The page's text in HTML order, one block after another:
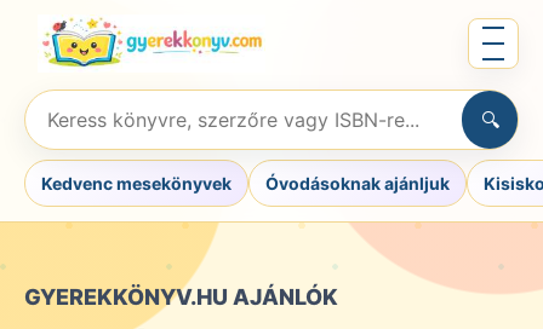
tartalomra
Keresés
könyvre,
szerzőre
vagy
ISBN-
🔍
Menü
Kedvenc mesekönyvek Óvodásoknak ajánljuk
GYEREKKÖNYV.HU AJÁNLÓK